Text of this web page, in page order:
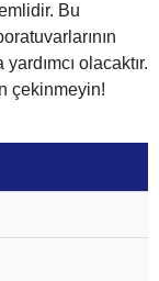
Bu
olacaktır.
çekinmeyin!